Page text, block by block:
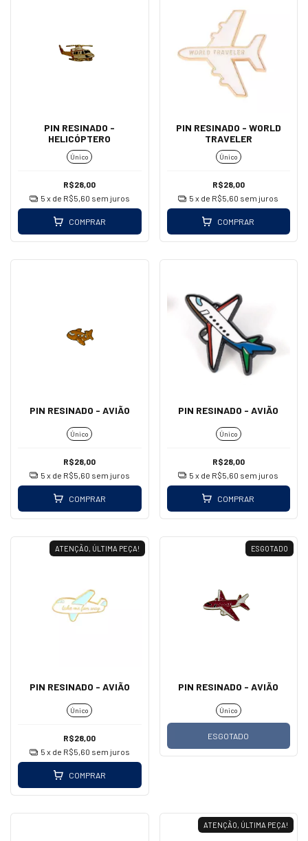
PIN RESINADO -
HELICÓPTERO
Único
R$28,00
5 x de R$5,60 sem juros
COMPRAR
PIN RESINADO - WORLD
TRAVELER
Único
R$28,00
5 x de R$5,60 sem juros
COMPRAR
PIN RESINADO - AVIÃO
Único
R$28,00
5 x de R$5,60 sem juros
COMPRAR
PIN RESINADO - AVIÃO
Único
R$28,00
5 x de R$5,60 sem juros
COMPRAR
ATENÇÃO, ÚLTIMA PEÇA!
PIN RESINADO - AVIÃO
Único
R$28,00
5 x de R$5,60 sem juros
COMPRAR
ESGOTADO
PIN RESINADO - AVIÃO
Único
ESGOTADO
ATENÇÃO, ÚLTIMA PEÇA!